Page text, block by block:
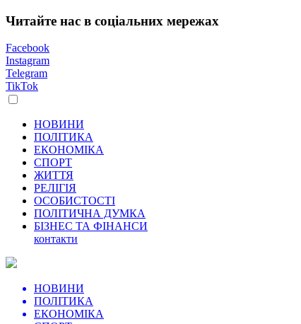
Читайте нас в соціальних мережах
Facebook
Instagram
Telegram
TikTok
НОВИНИ
ПОЛІТИКА
ЕКОНОМІКА
СПОРТ
ЖИТТЯ
РЕЛІГІЯ
ОСОБИСТОСТІ
ПОЛІТИЧНА ДУМКА
БІЗНЕС ТА ФІНАНСИ
контакти
НОВИНИ
ПОЛІТИКА
ЕКОНОМІКА